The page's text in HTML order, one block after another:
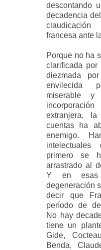
descontando
decadencia
francesa ante
Porque no ha
clarificada
diezmada
envilecida
miserable
extranjera,
cuentas ha
enemigo.
primero se
arrastrado al
Y en esas
degeneración
decir que
período de
No hay
tiene un
Gide,
Benda,